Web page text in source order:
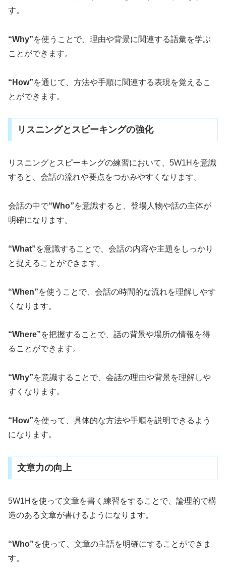
す。
“Why”を使うことで、理由や背景に関連する語彙を学ぶ
ことができます。
“How”を通じて、方法や手順に関連する表現を覚えるこ
とができます。
リスニングとスピーキングの強化
リスニングとスピーキングの練習において、5W1Hを意識
すると、会話の流れや要点をつかみやすくなります。
会話の中で“Who”を意識すると、登場人物や話の主体が
明確になります。
“What”を意識することで、会話の内容や主題をしっかり
と捉えることができます。
“When”を使うことで、会話の時間的な流れを理解しやす
くなります。
“Where”を把握することで、話の背景や場所の情報を得
ることができます。
“Why”を意識することで、会話の理由や背景を理解しや
すくなります。
“How”を使って、具体的な方法や手順を説明できるよう
になります。
文章力の向上
5W1Hを使って文章を書く練習をすることで、論理的で構
造のある文章が書けるようになります。
“Who”を使って、文章の主語を明確にすることができま
す。